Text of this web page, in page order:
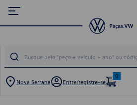
Nova Serrana Entre/registre-se
0